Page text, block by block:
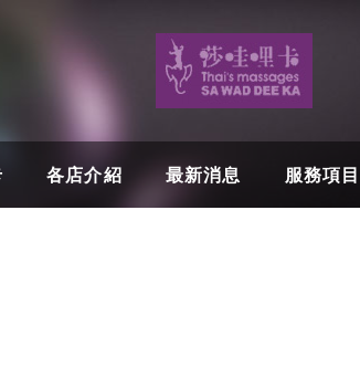
各店介紹 最新消息 服務項目